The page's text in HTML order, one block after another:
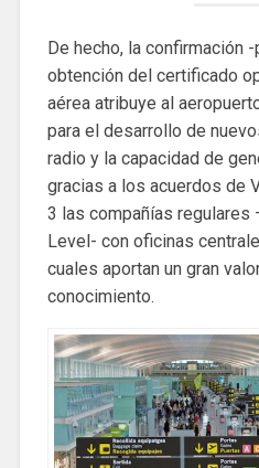
De hecho, la confirmación
obtención del certificado
aérea atribuye al
para el desarrollo de
radio y la capacidad de
gracias a los acuerdos de
3 las compañías regulares
Level- con oficinas
cuales aportan un gran
conocimiento.